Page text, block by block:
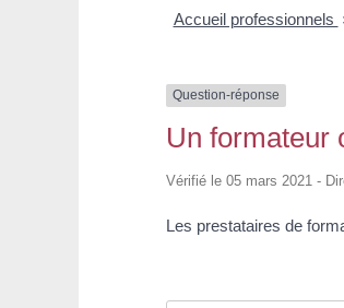
Accueil professionnels
Question-réponse
Un formateur
Vérifié le 05 mars 2021 -
Les prestataires de